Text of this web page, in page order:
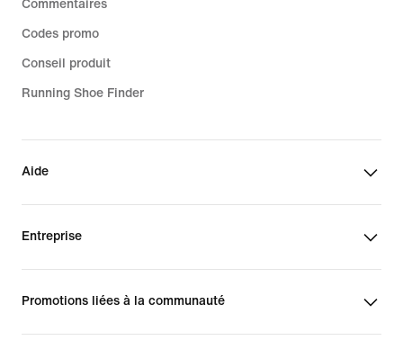
Commentaires
Codes promo
Conseil produit
Running Shoe Finder
Aide
Entreprise
Promotions liées à la communauté